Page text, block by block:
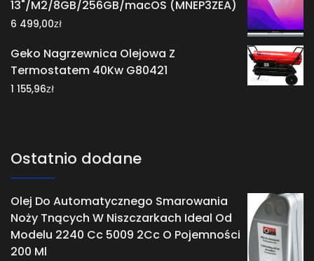
13"/M2/8GB/256GB/macOS (MNEP3ZEA)
6 499,00zł
Geko Nagrzewnica Olejowa Z
Termostatem 40Kw G80421
1 155,96zł
Ostatnio dodane
Olej Do Automatycznego Smarowania
Noży Tnących W Niszczarkach Ideal Od
Modelu 2240 Cc 5009 2Cc O Pojemności
200 Ml